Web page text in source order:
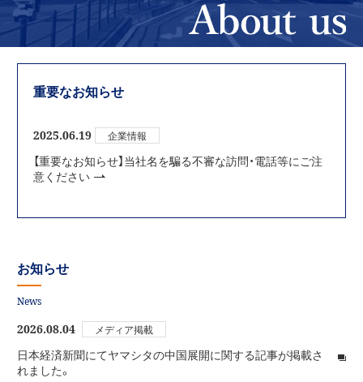
重要なお知らせ
2025.06.19 企業情報
【重要なお知らせ】当社名を騙る不審な訪問・電話等にご注
意ください
お知らせ
News
2026.08.04 メディア掲載
日本経済新聞にてヤマシタの中国展開に関する記事が掲載さ
れました。